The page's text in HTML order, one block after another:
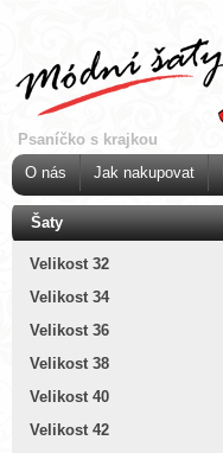
Psaníčko s krajkou
O nás
Jak nakupovat
Šaty
Velikost 32
Velikost 34
Velikost 36
Velikost 38
Velikost 40
Velikost 42